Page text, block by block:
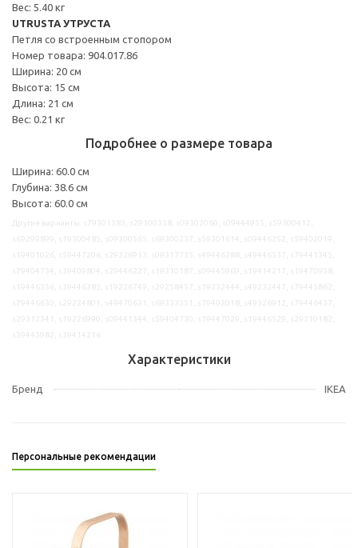
Вес: 5.40 кг
UTRUSTA УТРУСТА
Петля со встроенным стопором
Номер товара: 904.017.86
Ширина: 20 см
Высота: 15 см
Длина: 21 см
Вес: 0.21 кг
Подробнее о размере товара
Ширина: 60.0 см
Глубина: 38.6 см
Высота: 60.0 см
Характеристики
Бренд IKEA
Персональные рекомендации